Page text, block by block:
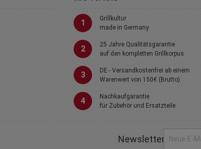
1
Grillkultur
made in Germany
2
25 Jahre Qualitätsgarantie
auf den kompletten Grillkorpus
3
DE - Versandkostenfrei ab einem
Warenwert von 150€ (Brutto)
4
Nachkaufgarantie
für Zubehör und Ersatzteile
Newsletter